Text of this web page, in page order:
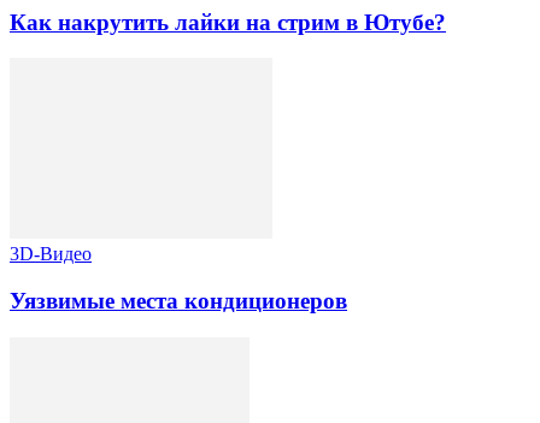
Как накрутить лайки на стрим в Ютубе?
3D-Видео
Уязвимые места кондиционеров